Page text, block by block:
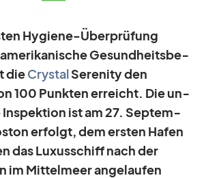
Hy­giene-Über­prü­fung
Ge­sund­heits­be­
dieCrys­talSe­re­nity den
100 Punk­ten er­reicht. Die un­
ist am 27. Sep­tem­
er­folgt, dem ers­ten Ha­fen
das Lu­xus­schiff nach der
im Mit­tel­meer an­ge­lau­fen